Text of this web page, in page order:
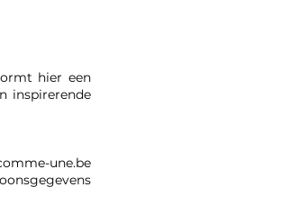
hier een
inspirerende
une.be